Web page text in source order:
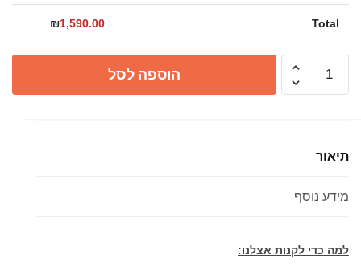
Total
₪1,590.00
SLIDE
הוספה לסל
תיאור
מידע נוסף
למה כדי לקנות אצלנו: